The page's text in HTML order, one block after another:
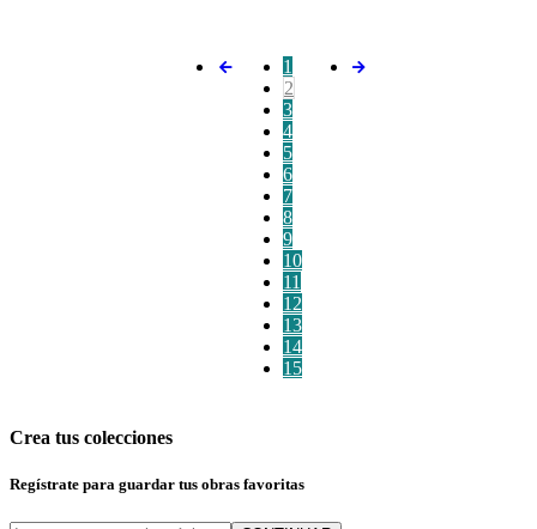
1
2
3
4
5
6
7
8
9
10
11
12
13
14
15
Crea tus colecciones
Regístrate para guardar tus obras favoritas